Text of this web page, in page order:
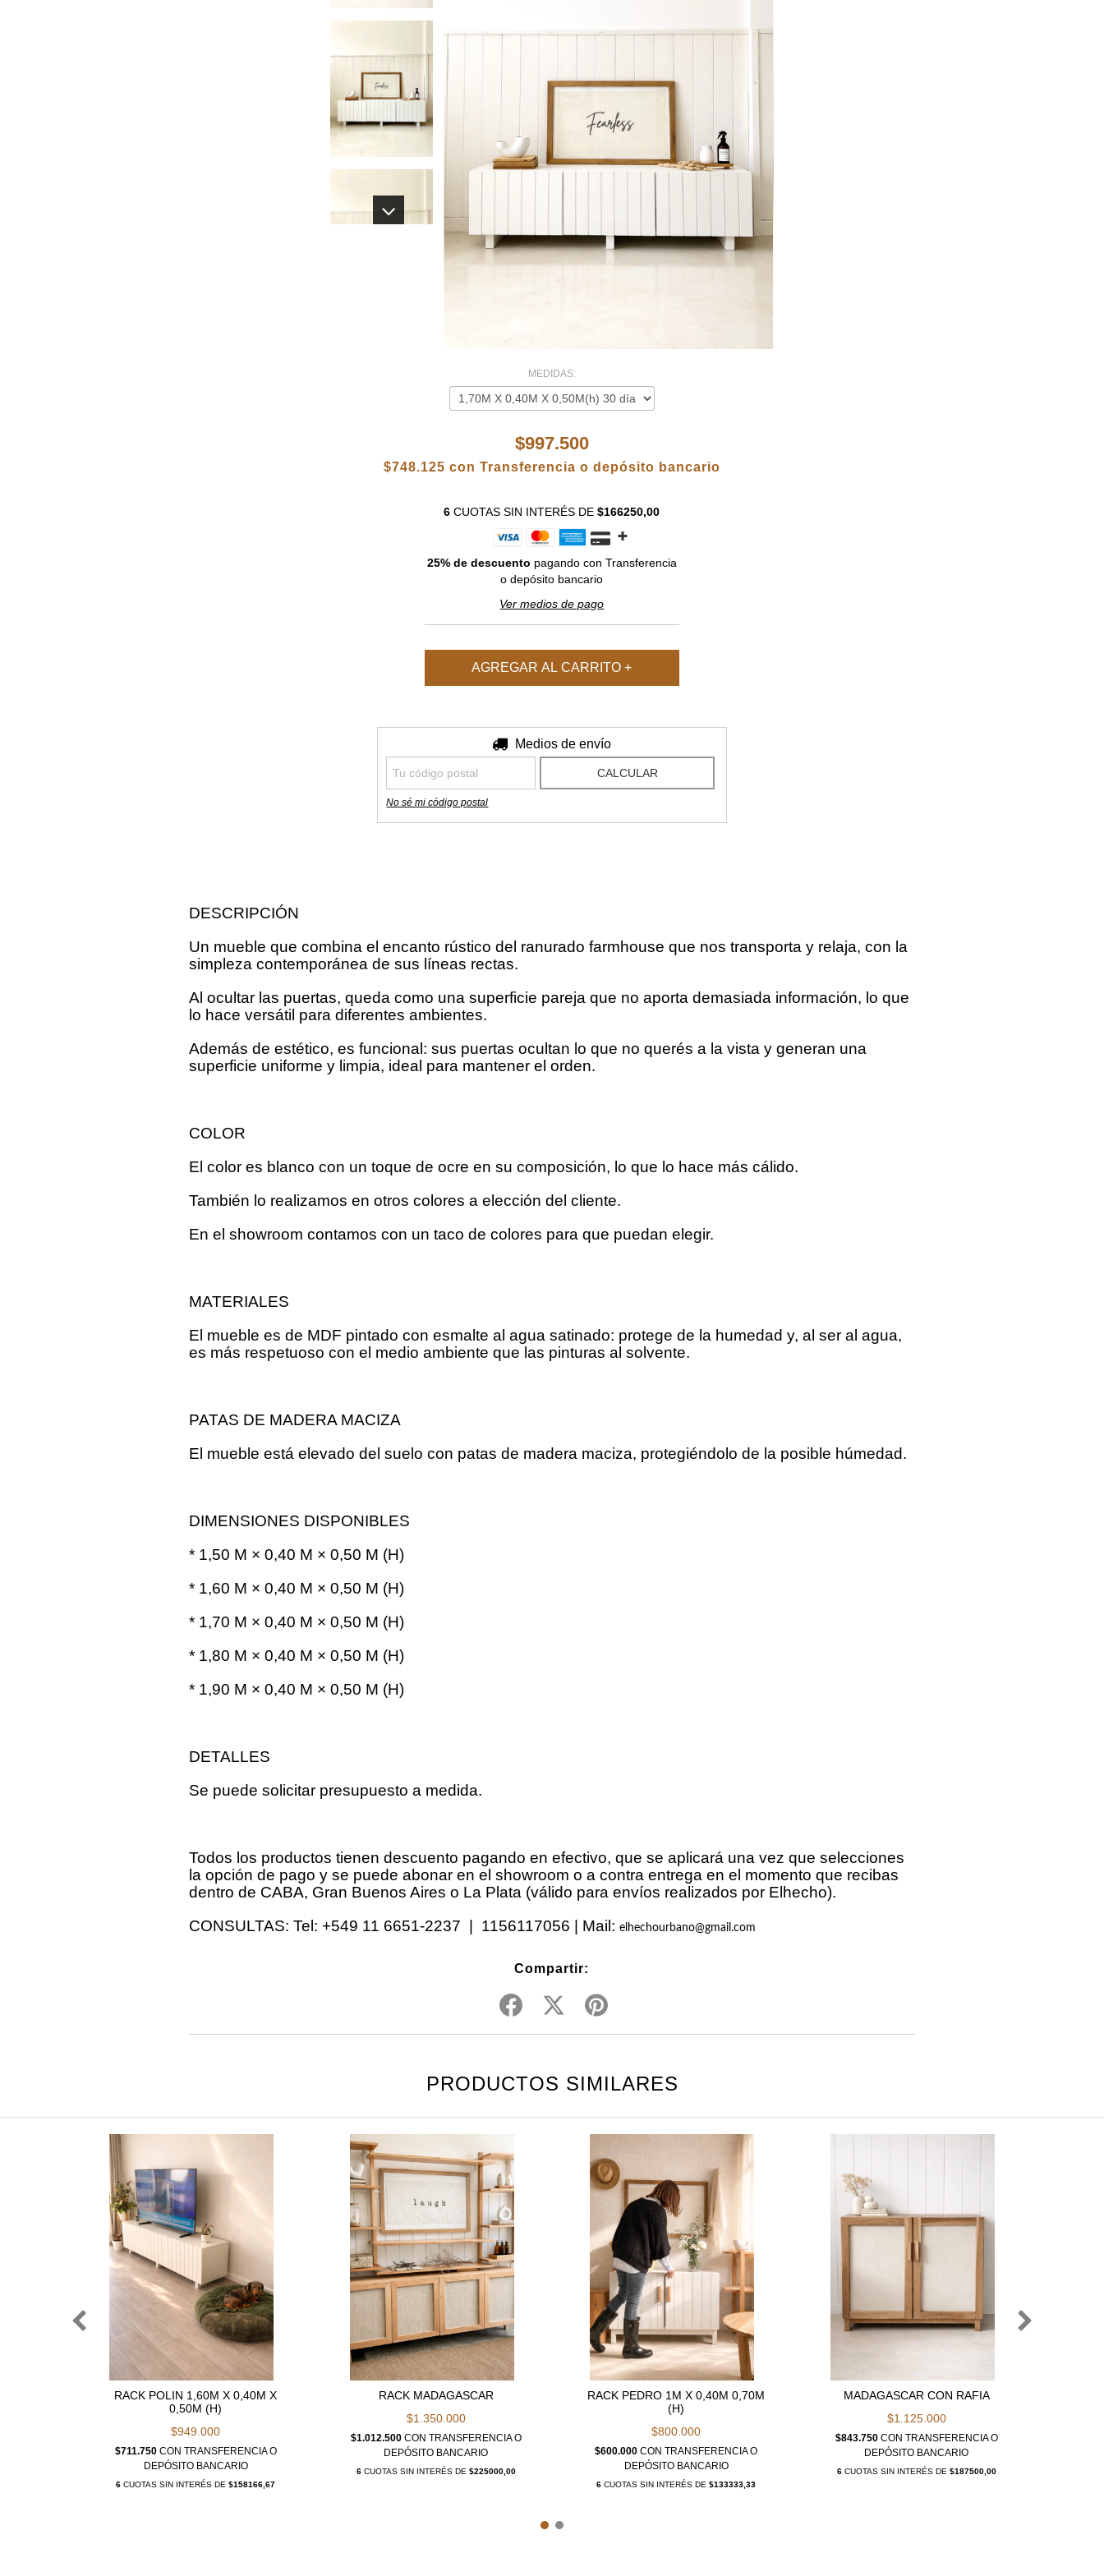
MEDIDAS:
$997.500
$748.125 con Transferencia o depósito bancario
6 CUOTAS SIN INTERÉS DE$166250,00
25% de descuento pagando con Transferencia
o depósito bancario
Ver medios de pago
Entregas para el CP: Medios de envío
CALCULAR
No sé mi código postal
DESCRIPCIÓN
Un mueble que combina el encanto rústico del ranurado farmhouse que nos transporta y relaja, con la
simpleza contemporánea de sus líneas rectas.
Al ocultar las puertas, queda como una superficie pareja que no aporta demasiada información, lo que
lo hace versátil para diferentes ambientes.
Además de estético, es funcional: sus puertas ocultan lo que no querés a la vista y generan una
superficie uniforme y limpia, ideal para mantener el orden.
COLOR
El color es blanco con un toque de ocre en su composición, lo que lo hace más cálido.
También lo realizamos en otros colores a elección del cliente.
En el showroom contamos con un taco de colores para que puedan elegir.
MATERIALES
El mueble es de MDF pintado con esmalte al agua satinado: protege de la humedad y, al ser al agua,
es más respetuoso con el medio ambiente que las pinturas al solvente.
PATAS DE MADERA MACIZA
El mueble está elevado del suelo con patas de madera maciza, protegiéndolo de la posible húmedad.
DIMENSIONES DISPONIBLES
* 1,50 M × 0,40 M × 0,50 M (H)
* 1,60 M × 0,40 M × 0,50 M (H)
* 1,70 M × 0,40 M × 0,50 M (H)
* 1,80 M × 0,40 M × 0,50 M (H)
* 1,90 M × 0,40 M × 0,50 M (H)
DETALLES
Se puede solicitar presupuesto a medida.
Todos los productos tienen descuento pagando en efectivo, que se aplicará una vez que selecciones
la opción de pago y se puede abonar en el showroom o a contra entrega en el momento que recibas
dentro de CABA, Gran Buenos Aires o La Plata (válido para envíos realizados por Elhecho).
CONSULTAS: Tel: +549 11 6651-2237 | 1156117056 | Mail: elhechourbano@gmail.com
Compartir:
PRODUCTOS SIMILARES
RACK POLIN 1,60M X 0,40M X
0,50M (H)
$949.000
$711.750 CON TRANSFERENCIA O
DEPÓSITO BANCARIO
6 CUOTAS SIN INTERÉS DE$158166,67
RACK MADAGASCAR
$1.350.000
$1.012.500 CON TRANSFERENCIA O
DEPÓSITO BANCARIO
6CUOTAS SIN INTERÉS DE $225000,00
RACK PEDRO 1M X 0,40M 0,70M
(H)
$800.000
$600.000CON TRANSFERENCIA O
DEPÓSITO BANCARIO
6 CUOTAS SIN INTERÉS DE$133333,33
MADAGASCAR CON RAFIA
$1.125.000
$843.750 CON TRANSFERENCIA O
DEPÓSITO BANCARIO
6CUOTAS SIN INTERÉS DE $187500,00